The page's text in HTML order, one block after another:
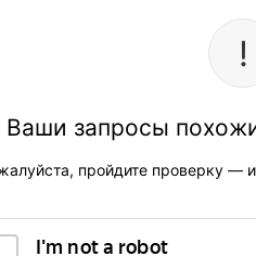
Ваши запросы
пройдите проверку —